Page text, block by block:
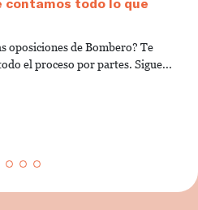
oposiciones de Bombero? Te
el proceso por partes. Sigue...